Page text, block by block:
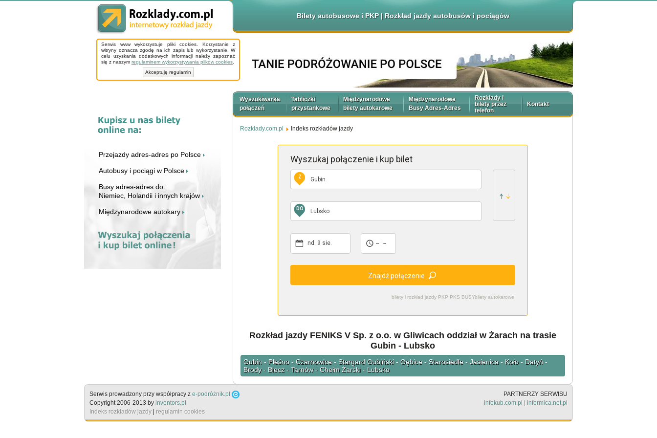
Bilety autobusowe i PKP | Rozkład jazdy autobusów i pociągów
Serwis www wykorzystuje pliki cookies. Korzystanie z
witryny oznacza zgodę na ich zapis lub wykorzystanie. W
celu uzyskania dodatkowych informacji należy zapoznać
się z naszym regulaminem wykorzystywania plików cookies
Akceptuję regulamin
Przejazdy adres-adres po Polsce
Autobusy i pociągi w Polsce
Busy adres-adres do:
Niemiec, Holandii i innych krajów
Międzynarodowe autokary
Wyszukiwarka
połączeń
Tabliczki
przystankowe
Międzynarodowe
bilety autokarowe
Międzynarodowe
Busy Adres-Adres
Rozkłady i
bilety przez
telefon
Kontakt
Rozklady.com.pl Indeks rozkładów jazdy
bilety i rozkład jazdy PKP PKS BUSYbilety autokarowe
Wyszukaj połączenie i kup bilet
Z
DO
nd. 9 sie. -- : --
Znajdź połączenie
Rozkład jazdy FENIKS V Sp. z o.o. w Gliwicach oddział w Żarach na trasie
Gubin - Lubsko
Gubin - Pleśno - Czarnowice - Stargard Gubiński - Gębice - Starosiedle - Jasienica - Koło - Datyń -
Brody - Biecz - Tarnów - Chełm Żarski - Lubsko
Serwis prowadzony przy współpracy z e-podróżnik.pl
Copyright 2006-2013 by inventors.pl
Indeks rozkładów jazdy | regulamin cookies
PARTNERZY SERWISU
infokub.com.pl | informica.net.pl